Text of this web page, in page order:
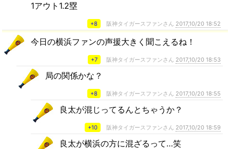
1アウト1.2塁
+8 阪神タイガースファンさん 2017,10/20 18:52
今日の横浜ファンの声援大きく聞こえるね！
+7 阪神タイガースファンさん 2017,10/20 18:53
局の関係かな？
+8 阪神タイガースファンさん 2017,10/20 18:55
良太が混じってるんとちゃうか？
+10 阪神タイガースファンさん 2017,10/20 18:59
良太が横浜の方に混ざるって…笑